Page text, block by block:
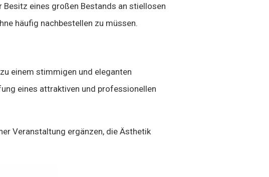
Besitz eines großen Bestands an stiellosen
häufig nachbestellen zu müssen.
einem stimmigen und eleganten
eines attraktiven und professionellen
Veranstaltung ergänzen, die Ästhetik